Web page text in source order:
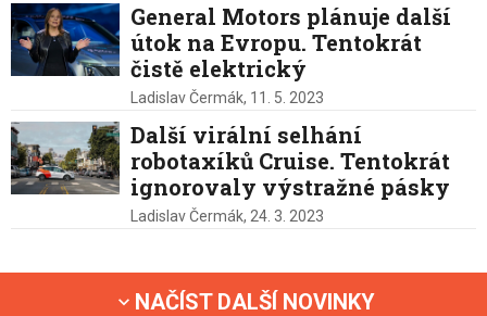
General Motors plánuje další
útok na Evropu. Tentokrát
čistě elektrický
Ladislav Čermák, 11. 5. 2023
Další virální selhání
robotaxíků Cruise. Tentokrát
ignorovaly výstražné pásky
Ladislav Čermák, 24. 3. 2023
NAČÍST DALŠÍ NOVINKY